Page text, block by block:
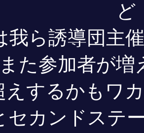
ど
我ら誘導団主
た参加者が
えするかもワ
セカンドステ